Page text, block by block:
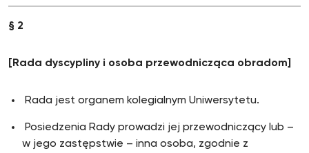
§ 2
[Rada dyscypliny i osoba przewodnicząca obradom]
Rada jest organem kolegialnym Uniwersytetu.
Posiedzenia Rady prowadzi jej przewodniczący lub –
w jego zastępstwie – inna osoba, zgodnie z